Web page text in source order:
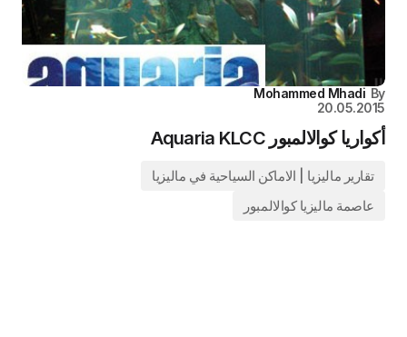
By
Mohammed Mhadi
20.05.2015
أكواريا كوالالمبور Aquaria KLCC
تقارير ماليزيا | الاماكن السياحية في ماليزيا
عاصمة ماليزيا كوالالمبور